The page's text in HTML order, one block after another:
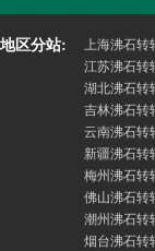
地区分站: 上海沸石转
江苏沸石转
湖北沸石转
吉林沸石转
云南沸石转
新疆沸石转
梅州沸石转
佛山沸石转
潮州沸石转
烟台沸石转